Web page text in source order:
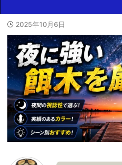
2025年10月6日